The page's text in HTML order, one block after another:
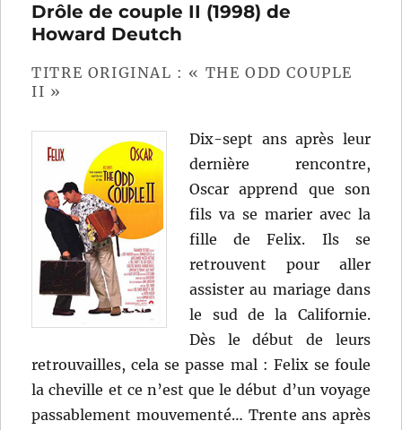
l’article
Drôle de couple II (1998) de
Howard Deutch
TITRE ORIGINAL : « THE ODD COUPLE
II »
Dix-sept ans après leur
dernière rencontre,
Oscar apprend que son
fils va se marier avec la
fille de Felix. Ils se
retrouvent pour aller
assister au mariage dans
le sud de la Californie.
Dès le début de leurs
retrouvailles, cela se passe mal : Felix se foule
la cheville et ce n’est que le début d’un voyage
passablement mouvementé… Trente ans après